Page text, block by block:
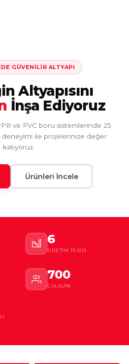
GÜVENILIR ALTYAPI
Altyapısını
İnşa Ediyoruz
ve PVC boru sistemlerinde 25
deneyimi ile projelerinize değer
katıyoruz.
Ürünleri İncele
6
ÜRETIM TESISI
700
ÇALIŞAN